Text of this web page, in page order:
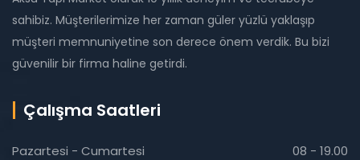
sahibiz. Müşterilerimize her zaman güler yüzlü yaklaşıp
müşteri memnuniyetine son derece önem verdik. Bu bizi
güvenilir bir firma haline getirdi.
Çalışma Saatleri
Pazartesi - Cumartesi 08 - 19.00